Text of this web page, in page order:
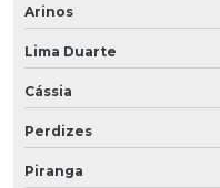
Arinos
Lima Duarte
Cássia
Perdizes
Piranga